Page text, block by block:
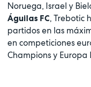
Noruega, Israel y
Águilas FC, Trebotic
partidos en las
en competiciones
Champions y Europa